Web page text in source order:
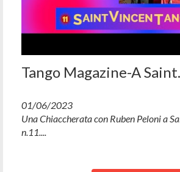
Tango Magazine-A
01/06/2023
Una Chiaccherata con Ruben Peloni a
n.11....